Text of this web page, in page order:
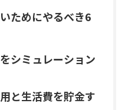
ためにやるべき6
シミュレーション
と生活費を貯金す